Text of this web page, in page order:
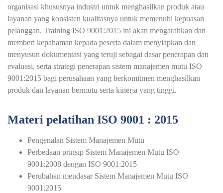
organisasi khususnya industri untuk menghasilkan produk atau
layanan yang konsisten kualitasnya untuk memenuhi kepuasan
pelanggan. Training ISO 9001:2015 ini akan mengarahkan dan
memberi kepahaman kepada peserta dalam menyiapkan dan
menyusun dokumentasi yang teruji sebagai dasar penerapan dan
evaluasi, serta strategi penerapan sistem manajemen mutu ISO
9001:2015 bagi perusahaan yang berkomitmen menghasilkan
produk dan layanan bermutu serta kinerja yang tinggi.
Materi pelatihan ISO 9001 : 2015
Pengenalan Sistem Manajemen Mutu
Perbedaan prinsip Sistem Manajemen Mutu ISO
9001:2008 dengan ISO 9001:2015
Perubahan mendasar Sistem Manajemen Mutu ISO
9001:2015